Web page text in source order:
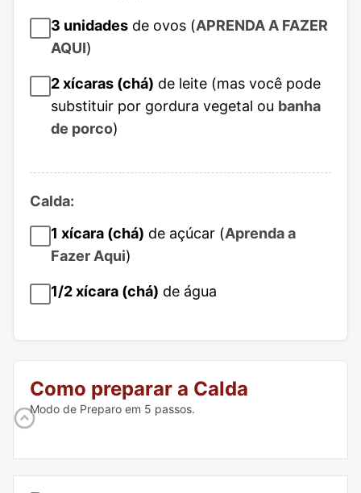
3 unidades de ovos (APRENDA A FAZER
AQUI)
2xícaras (chá) de leite (mas você pode
substituir por gordura vegetal ou banha
de porco)
Calda:
1 xícara (chá) de açúcar (Aprenda a
Fazer Aqui)
1/2xícara (chá) de água
Como preparar a Calda
Modo de Preparo em 5 passos.